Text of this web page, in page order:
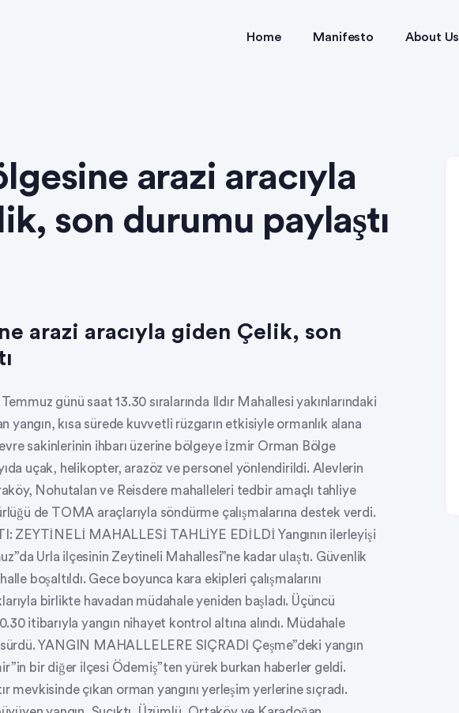
Home Manifesto About Us
arazi aracıyla
son durumu paylaştı
arazi aracıyla giden Çelik, son
günü saat 13.30 sıralarında Ildır Mahallesi yakınlarındaki
yangın, kısa sürede kuvvetli rüzgarın etkisiyle ormanlık alana
sakinlerinin ihbarı üzerine bölgeye İzmir Orman Bölge
uçak, helikopter, arazöz ve personel yönlendirildi. Alevlerin
Nohutalan ve Reisdere mahalleleri tedbir amaçlı tahliye
de TOMA araçlarıyla söndürme çalışmalarına destek verdi.
ZEYTİNELİ MAHALLESİ TAHLİYE EDİLDİ Yangının ilerleyişi
Urla ilçesinin Zeytineli Mahallesi”ne kadar ulaştı. Güvenlik
boşaltıldı. Gece boyunca kara ekipleri çalışmalarını
birlikte havadan müdahale yeniden başladı. Üçüncü
itibarıyla yangın nihayet kontrol altına alındı. Müdahale
YANGIN MAHALLELERE SIÇRADI Çeşme”deki yangın
bir diğer ilçesi Ödemiş”ten yürek burkan haberler geldi.
mevkisinde çıkan orman yangını yerleşim yerlerine sıçradı.